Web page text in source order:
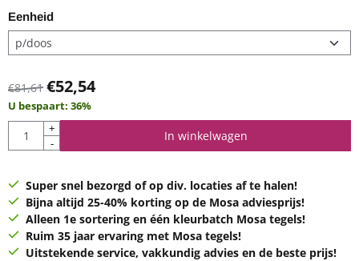
Eenheid
€81,61 €52,54
U bespaart: 36%
Aantal
+
-
In winkelwagen
Super snel bezorgd of op div. locaties af te halen!
Bijna altijd 25-40% korting op de Mosa adviesprijs!
Alleen 1e sortering en één kleurbatch Mosa tegels!
Ruim 35 jaar ervaring met Mosa tegels!
Uitstekende service, vakkundig advies en de beste prijs!